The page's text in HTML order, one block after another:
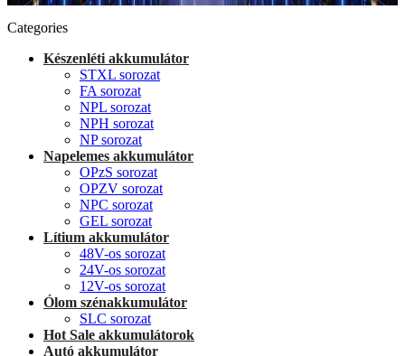
Categories
Készenléti akkumulátor
STXL sorozat
FA sorozat
NPL sorozat
NPH sorozat
NP sorozat
Napelemes akkumulátor
OPzS sorozat
OPZV sorozat
NPC sorozat
GEL sorozat
Lítium akkumulátor
48V-os sorozat
24V-os sorozat
12V-os sorozat
Ólom szénakkumulátor
SLC sorozat
Hot Sale akkumulátorok
Autó akkumulátor